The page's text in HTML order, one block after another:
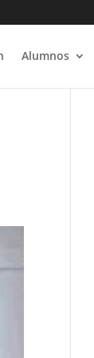
Alumnos